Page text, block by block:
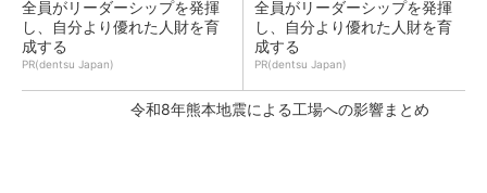
全員がリーダーシップを発揮
し、自分より優れた人財を育
成する
PR(dentsu Japan)
全員がリーダーシップを発揮
し、自分より優れた人財を育
成する
PR(dentsu Japan)
令和8年熊本地震による工場への影響まとめ